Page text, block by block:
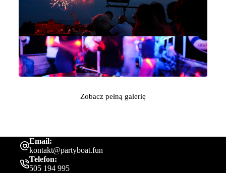
Zobacz pełną galerię
Email:
kontakt@partyboat.fun
Telefon:
505 194 995